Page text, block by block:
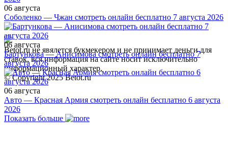
06 августа
Соболенко — Чжан смотреть онлайн бесплатно 7 августа 2026
06 августа
Бартункова — Анисимова смотреть онлайн бесплатно 7
августа 2026
06 августа
Авто — Красная Армия смотреть онлайн бесплатно 6 августа
2026
Показать больше
Betot.ru не явялется букмекером и не принимает деньги для
ставок, вся информация на сайте носит исключительно
информационный характер.
© Copyright 2025 Betot.ru